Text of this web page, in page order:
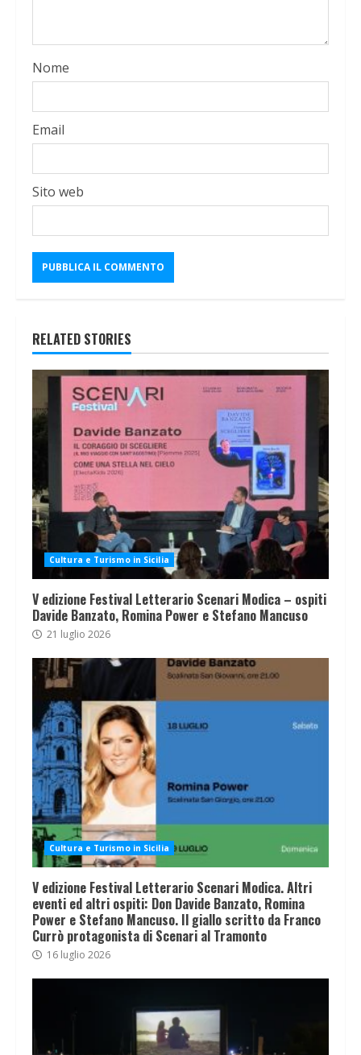
Nome
Email
Sito web
RELATED STORIES
Cultura e Turismo in Sicilia
V edizione Festival Letterario Scenari Modica – ospiti
Davide Banzato, Romina Power e Stefano Mancuso
21 luglio 2026
Cultura e Turismo in Sicilia
V edizione Festival Letterario Scenari Modica. Altri
eventi ed altri ospiti: Don Davide Banzato, Romina
Power e Stefano Mancuso. Il giallo scritto da Franco
Currò protagonista di Scenari al Tramonto
16 luglio 2026